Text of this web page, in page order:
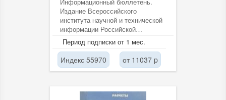
Издание Всероссийского
института научной и технической
информации Российской
академии наук (ВИНИТИ РАН).
Период подписки от 1 мес.
Индекс 55970 от 11037 p